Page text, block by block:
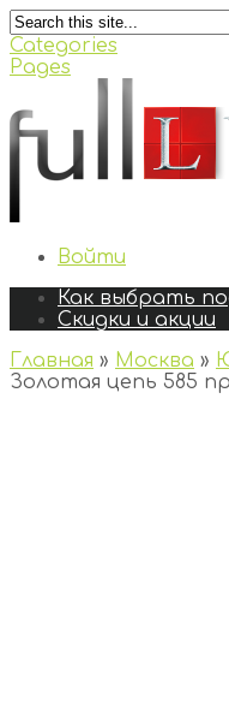
Categories
Pages
Войти
Как выбрать
Скидки и акции
Главная » Москва »
Золотая цепь 585